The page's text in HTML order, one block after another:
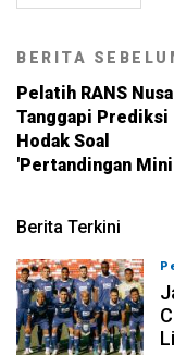
BERITA
Pelatih RANS
Tanggapi Prediksi
Hodak Soal
'Pertandingan
Berita Terkini